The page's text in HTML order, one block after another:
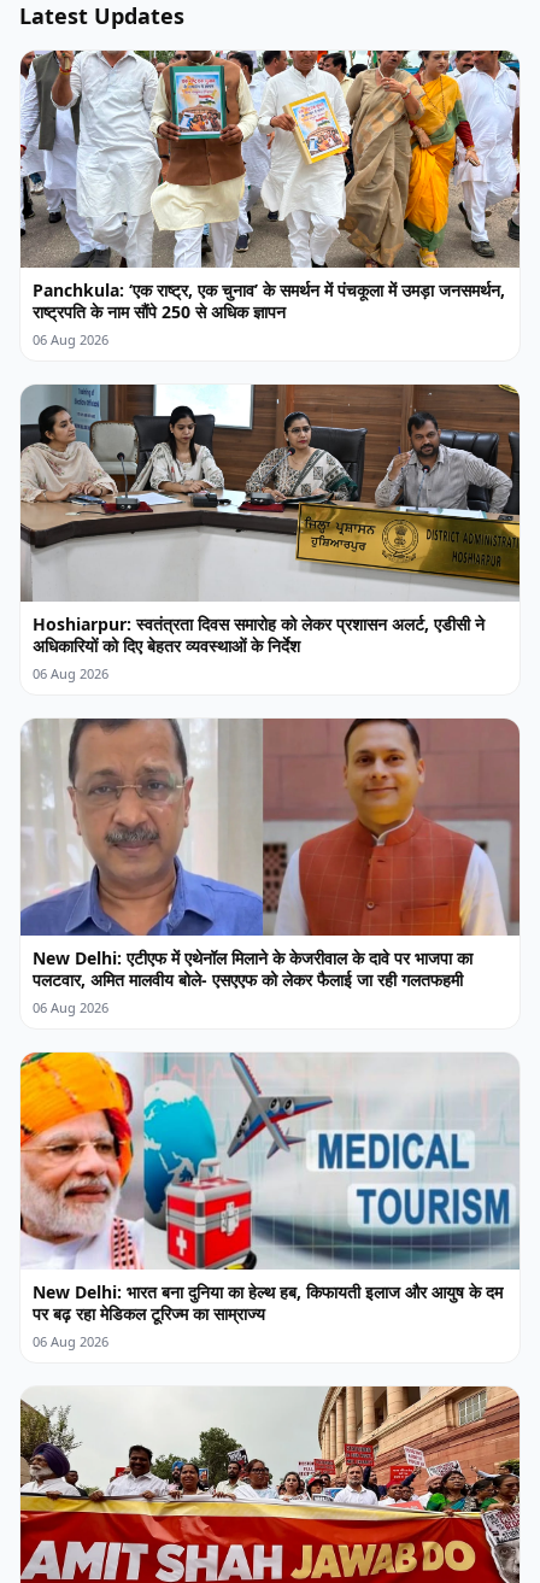
Latest Updates
Panchkula: ‘एक राष्ट्र, एक चुनाव’ के समर्थन में पंचकूला में उमड़ा जनसमर्थन,
राष्ट्रपति के नाम सौंपे 250 से अधिक ज्ञापन
06 Aug 2026
Hoshiarpur: स्वतंत्रता दिवस समारोह को लेकर प्रशासन अलर्ट, एडीसी ने
अधिकारियों को दिए बेहतर व्यवस्थाओं के निर्देश
06 Aug 2026
New Delhi: एटीएफ में एथेनॉल मिलाने के केजरीवाल के दावे पर भाजपा का
पलटवार, अमित मालवीय बोले- एसएएफ को लेकर फैलाई जा रही गलतफहमी
06 Aug 2026
New Delhi: भारत बना दुनिया का हेल्थ हब, किफायती इलाज और आयुष के दम
पर बढ़ रहा मेडिकल टूरिज्म का साम्राज्य
06 Aug 2026